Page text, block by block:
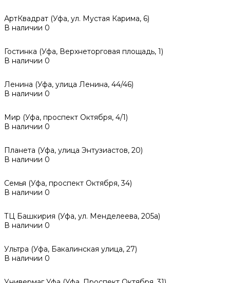
АртКвадрат (Уфа, ул. Мустая Карима, 6)
В наличии 0
Гостинка (Уфа, Верхнеторговая площадь, 1)
В наличии 0
Ленина (Уфа, улица Ленина, 44/46)
В наличии 0
Мир (Уфа, проспект Октября, 4/1)
В наличии 0
Планета (Уфа, улица Энтузиастов, 20)
В наличии 0
Семья (Уфа, проспект Октября, 34)
В наличии 0
ТЦ Башкирия (Уфа, ул. Менделеева, 205а)
В наличии 0
Ультра (Уфа, Бакалинская улица, 27)
В наличии 0